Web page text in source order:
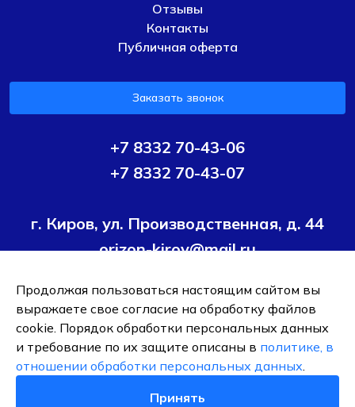
Отзывы
Контакты
Публичная оферта
Заказать звонок
+7 8332 70-43-06
+7 8332 70-43-07
г. Киров, ул. Производственная, д. 44
orizon-kirov@mail.ru
Условия политики конфиденциальности
Согласие на
обработку персональных данных
ОБЩЕСТВО С ОГРАНИЧЕННОЙ ОТВЕТСТВЕННОСТЬЮ ТК
"ОРИЗОН-ПОДШИПНИК"
ИНН 4345495376
Продолжая пользоваться настоящим сайтом вы
выражаете свое согласие на обработку файлов
cookie. Порядок обработки персональных данных
и требование по их защите описаны в политике, в
отношении обработки персональных данных.
Принять